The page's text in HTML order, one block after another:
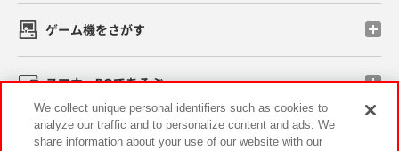
ゲーム機をさがす
スマホ・PCであそぶ
イベント・キャンペーン
We collect unique personal identifiers such as cookies to
analyze our traffic and to personalize content and ads. We
share information about your use of our website with our